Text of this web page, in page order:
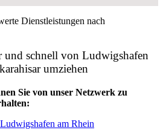
und schnell von Ludwigshafen
umziehen
Sie von unser Netzwerk zu
am Rhein